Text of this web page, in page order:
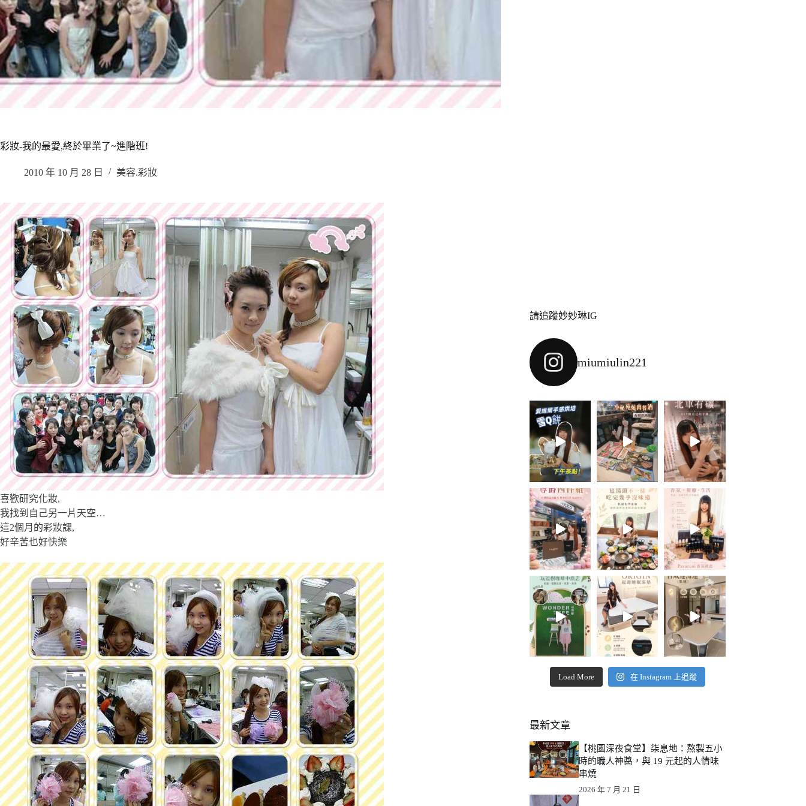
彩妝-我的最愛,終於畢業了~進階班!
2010 年 10 月 28 日 美容.彩妝
喜歡研究化妝,
我找到自己另一片天空…
這2個月的彩妝課,
好辛苦也好快樂
請追蹤妙妙琳IG
miumiulin221
Load More 在 Instagram 上追蹤
最新文章
【桃園深夜食堂】柒息地：熬製五小
時的職人神醬，與 19 元起的人情味
串燒
2026 年 7 月 21 日